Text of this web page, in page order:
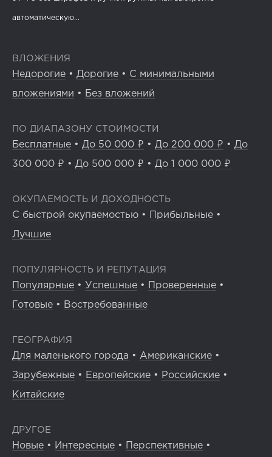
автоматическую...
ВЛОЖЕНИЯ
Недорогие • Дорогие • С минимальными
вложениями • Без вложений
ПО ДИАПАЗОНУ СТОИМОСТИ
Бесплатные • До 50 000 ₽ • До 200 000 ₽ • До
300 000 ₽ • До 500 000 ₽ • До 1 000 000 ₽
ОКУПАЕМОСТЬ И ДОХОДНОСТЬ
С быстрой окупаемостью • Прибыльные •
Лучшие
ПОПУЛЯРНОСТЬ И РЕПУТАЦИЯ
Популярные • Успешные • Проверенные •
Готовые • Востребованные
ГЕОГРАФИЯ
Для маленького города • Американские •
Зарубежные • Европейские • Российские •
Китайские
ДРУГОЕ
Новые • Интересные • Перспективные •